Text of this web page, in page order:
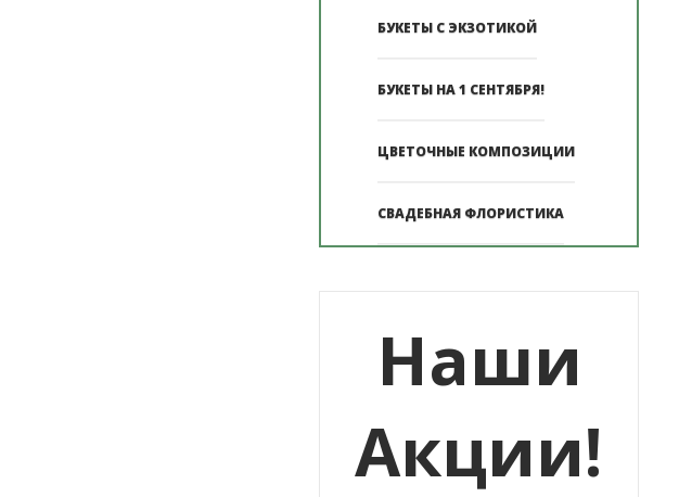
БУКЕТЫ С ЭКЗОТИКОЙ
БУКЕТЫ НА 1 СЕНТЯБРЯ!
ЦВЕТОЧНЫЕ КОМПОЗИЦИИ
СВАДЕБНАЯ ФЛОРИСТИКА
Наши
Акции!